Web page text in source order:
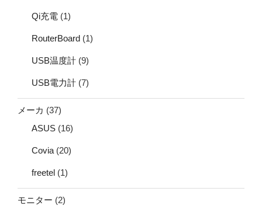
Qi充電 (1)
RouterBoard (1)
USB温度計 (9)
USB電力計 (7)
メーカ (37)
ASUS (16)
Covia (20)
freetel (1)
モニター (2)